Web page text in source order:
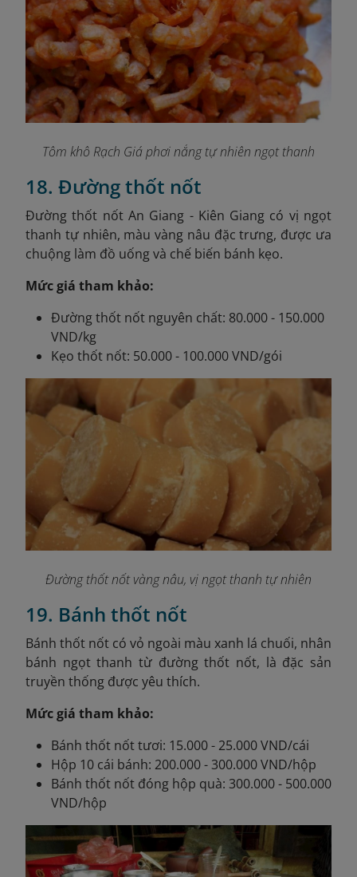
Tôm khô Rạch Giá phơi nắng tự nhiên ngọt thanh
18. Đường thốt nốt
Đường thốt nốt An Giang - Kiên Giang có vị ngọt
thanh tự nhiên, màu vàng nâu đặc trưng, được ưa
chuộng làm đồ uống và chế biến bánh kẹo.
Mức giá tham khảo:
Đường thốt nốt nguyên chất: 80.000 - 150.000
VND/kg
Kẹo thốt nốt: 50.000 - 100.000 VND/gói
Đường thốt nốt vàng nâu, vị ngọt thanh tự nhiên
19. Bánh thốt nốt
Bánh thốt nốt có vỏ ngoài màu xanh lá chuối, nhân
bánh ngọt thanh từ đường thốt nốt, là đặc sản
truyền thống được yêu thích.
Mức giá tham khảo:
Bánh thốt nốt tươi: 15.000 - 25.000 VND/cái
Hộp 10 cái bánh: 200.000 - 300.000 VND/hộp
Bánh thốt nốt đóng hộp quà: 300.000 - 500.000
VND/hộp